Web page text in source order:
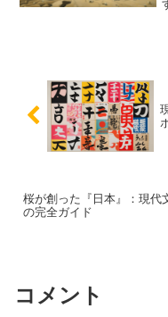
桜が創った『日本』：現代
の完全ガイド
コメント